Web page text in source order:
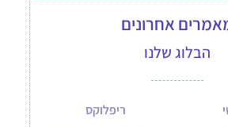
אחרונים
הבלוג שלנו
ריפלוקס